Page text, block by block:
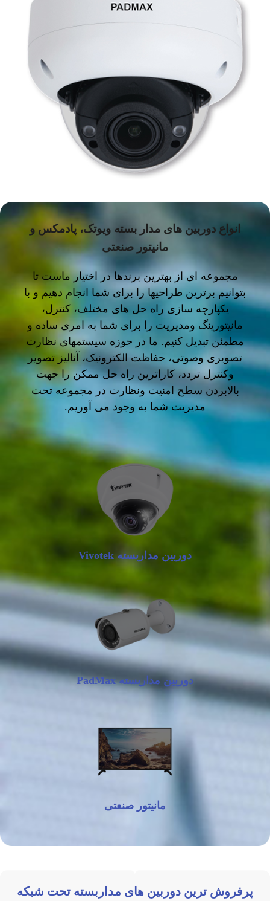
انواع دوربین های مدار بسته ویوتک، پادمکس و
مانیتور صنعتی
مجموعه ای از بهترین برندها در اختیار ماست تا
بتوانیم برترین طراحیها را برای شما انجام دهیم و با
یکپارچه سازی راه حل های مختلف، کنترل،
مانیتورینگ ومدیریت را برای شما به امری ساده و
مطمئن تبدیل کنیم. ما در حوزه سیستمهای نظارت
تصویری وصوتی، حفاظت الکترونیک، آنالیز تصویر
وکنترل تردد، کاراترین راه حل ممکن را جهت
بالابردن سطح امنیت ونظارت در مجموعه تحت
مدیریت شما به وجود می آوریم.
دوربین مداربسته Vivotek
دوربین مداربسته PadMax
مانیتور صنعتی
پرفروش ترین دوربین های مداربسته تحت شبکه